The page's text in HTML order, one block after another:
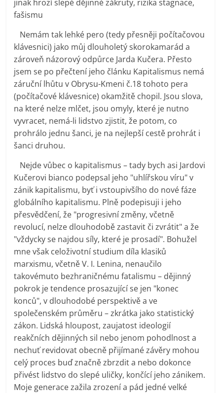
prospívá?
jinak hrozí slepé dějinné zákruty, rizika stagnace,
fašismu
Nemám tak lehké pero (tedy přesněji počítačovou
klávesnici) jako můj dlouholetý skorokamarád a
zároveň názorový odpůrce Jarda Kučera. Přesto
jsem se po přečtení jeho článku Kapitalismus nemá
záruční lhůtu v Obrysu-Kmeni č.18 tohoto pera
(počítačové klávesnice) okamžitě chopil. Jsou slova,
na které nelze mlčet, jsou omyly, které je nutno
vyvracet, nemá-li lidstvo zjistit, že potom, co
prohrálo jednu šanci, je na nejlepší cestě prohrát i
šanci druhou.
Nejde vůbec o kapitalismus – tady bych asi Jardovi
Kučerovi bianco podepsal jeho "uhlířskou víru" v
zánik kapitalismu, byť i vstoupivšího do nové fáze
globálního kapitalismu. Plně podepisuji i jeho
přesvědčení, že "progresivní změny, včetně
revolucí, nelze dlouhodobě zastavit či zvrátit" a že
"vždycky se najdou síly, které je prosadí". Bohužel
mne však celoživotní studium díla klasiků
marxismu, včetně V. I. Lenina, nenaučilo
takovémuto bezhraničnému fatalismu – dějinný
pokrok je tendence prosazující se jen "konec
konců", v dlouhodobé perspektivě a ve
společenském průměru – zkrátka jako statistický
zákon. Lidská hloupost, zaujatost ideologií
reakčních dějinných sil nebo jenom pohodlnost a
nechuť revidovat obecně přijímané závěry mohou
celý proces buď značně zbrzdit a nebo dokonce
přivést lidstvo do slepé uličky, končící jeho zánikem.
Moje generace zažila zrození a pád jedné velké